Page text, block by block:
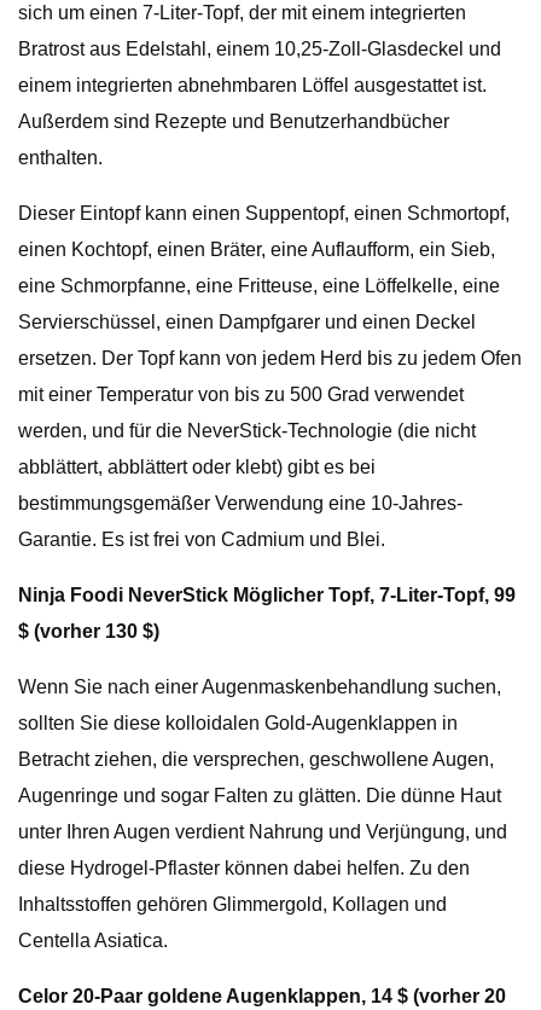
sich um einen 7-Liter-Topf, der mit einem integrierten
Bratrost aus Edelstahl, einem 10,25-Zoll-Glasdeckel und
einem integrierten abnehmbaren Löffel ausgestattet ist.
Außerdem sind Rezepte und Benutzerhandbücher
enthalten.
Dieser Eintopf kann einen Suppentopf, einen Schmortopf,
einen Kochtopf, einen Bräter, eine Auflaufform, ein Sieb,
eine Schmorpfanne, eine Fritteuse, eine Löffelkelle, eine
Servierschüssel, einen Dampfgarer und einen Deckel
ersetzen. Der Topf kann von jedem Herd bis zu jedem Ofen
mit einer Temperatur von bis zu 500 Grad verwendet
werden, und für die NeverStick-Technologie (die nicht
abblättert, abblättert oder klebt) gibt es bei
bestimmungsgemäßer Verwendung eine 10-Jahres-
Garantie. Es ist frei von Cadmium und Blei.
Ninja Foodi NeverStick Möglicher Topf, 7-Liter-Topf, 99
$ (vorher 130 $)
Wenn Sie nach einer Augenmaskenbehandlung suchen,
sollten Sie diese kolloidalen Gold-Augenklappen in
Betracht ziehen, die versprechen, geschwollene Augen,
Augenringe und sogar Falten zu glätten. Die dünne Haut
unter Ihren Augen verdient Nahrung und Verjüngung, und
diese Hydrogel-Pflaster können dabei helfen. Zu den
Inhaltsstoffen gehören Glimmergold, Kollagen und
Centella Asiatica.
Celor 20-Paar goldene Augenklappen, 14 $ (vorher 20